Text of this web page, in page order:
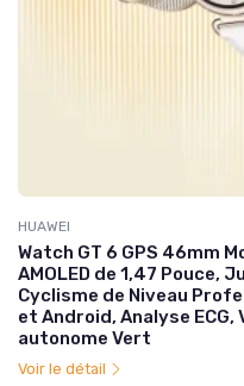
HUAWEI
Watch GT 6 GPS 46mm
AMOLED de 1,47 Pouce,
Cyclisme de Niveau
et Android, Analyse
autonome Vert
Voir le détail